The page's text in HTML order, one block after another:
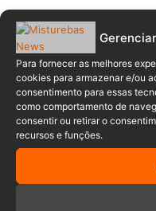
Para fornecer as melhores
cookies para armazenar e/ou
consentimento para essas
como comportamento de
consentir ou retirar o
recursos e funções.